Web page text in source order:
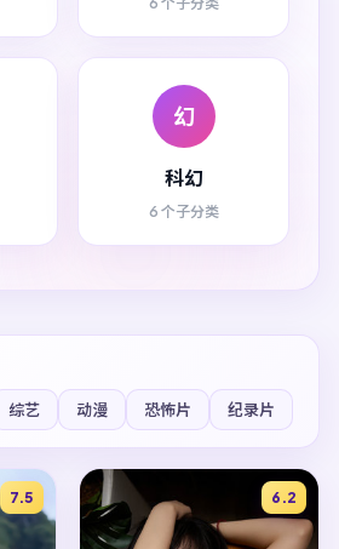
幻
科幻
6 个子分类
综艺 动漫 恐怖片 纪录片
7.5 6.2